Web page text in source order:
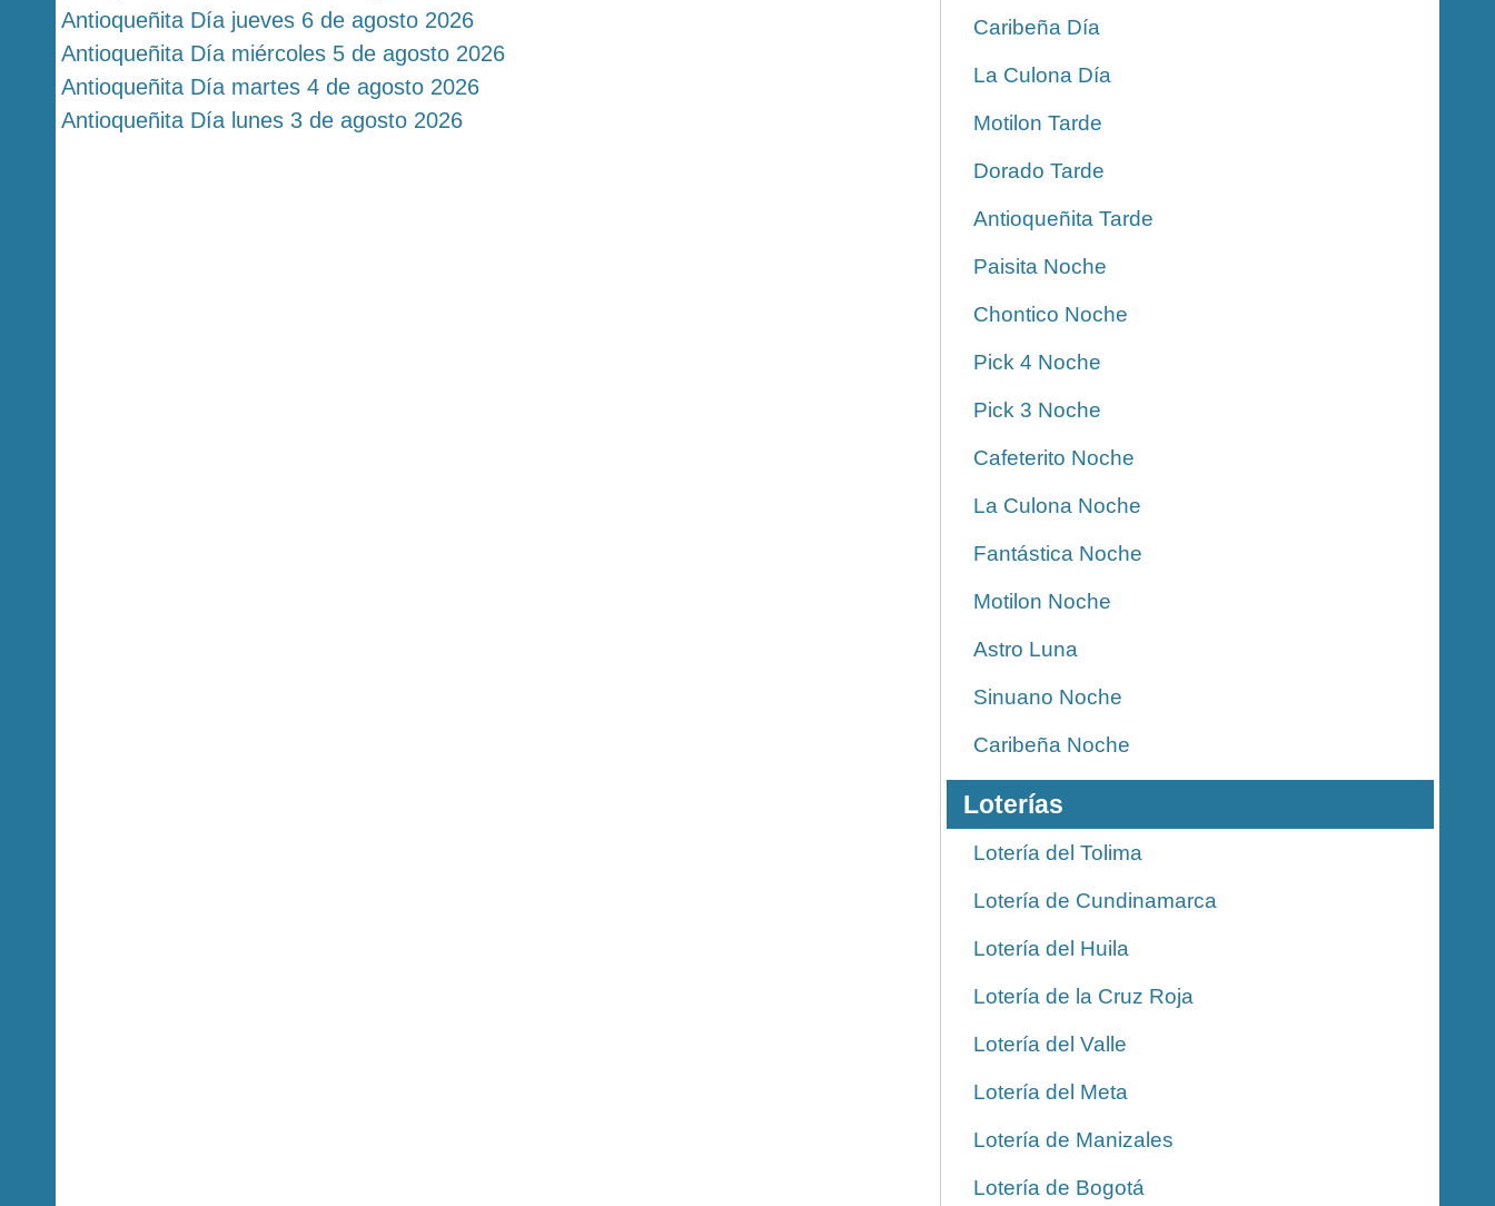
Antioqueñita Día jueves 6 de agosto 2026
Antioqueñita Día miércoles 5 de agosto 2026
Antioqueñita Día martes 4 de agosto 2026
Antioqueñita Día lunes 3 de agosto 2026
Caribeña Día
La Culona Día
Motilon Tarde
Dorado Tarde
Antioqueñita Tarde
Paisita Noche
Chontico Noche
Pick 4 Noche
Pick 3 Noche
Cafeterito Noche
La Culona Noche
Fantástica Noche
Motilon Noche
Astro Luna
Sinuano Noche
Caribeña Noche
Loterías
Lotería del Tolima
Lotería de Cundinamarca
Lotería del Huila
Lotería de la Cruz Roja
Lotería del Valle
Lotería del Meta
Lotería de Manizales
Lotería de Bogotá